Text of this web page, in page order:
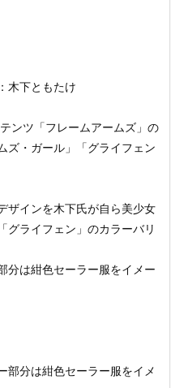
木下ともたけ
ンツ「フレームアームズ」の
ズ・ガール」「グライフェン
ザインを木下氏が自ら美少女
グライフェン」のカラーバリ
分は紺色セーラー服をイメー
部分は紺色セーラー服をイメ